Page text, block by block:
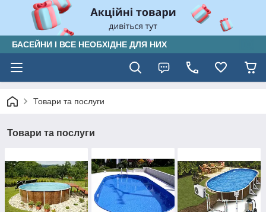
БАСЕЙНИ І ВСЕ НЕОБХІДНЕ ДЛЯ НИХ
Товари та послуги
Товари та послуги